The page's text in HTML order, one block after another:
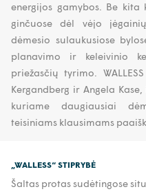
energijos gamybos. Be kita
ginčuose dėl vėjo
dėmesio sulaukusiose
planavimo ir keleivinio
priežasčių tyrimo.
Kergandberg ir Angela
kuriame daugiausiai
teisiniams klausimams
„WALLESS“ STIPRYBĖ
Šaltas protas sudėtingose